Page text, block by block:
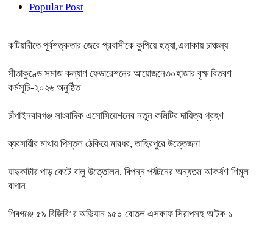
Popular Post
কটিয়াদীতে পূর্বশত্রুতার জেরে প্রবাসীকে কুপিয়ে হত্যা,এলাকায় চাঞ্চল্য
সীতাকুণ্ডে সমাজ কল্যাণ ফেডারেশনের আয়োজনে৩০হাজার বৃক্ষ বিতরণ
কর্মসূচি-২০২৬ অনুষ্ঠিত
চাঁপাইনবাবগঞ্জ সাংবাদিক এসোসিয়েশনের নতুন কমিটির দায়িত্ব গ্রহণ
ব্যবসায়ীর মাথায় পিস্তল ঠেকিয়ে মারধর, তাহিরপুরে উত্তেজনা
যাদুকাটার পাড় কেটে বালু উত্তোলন, বিপন্ন পর্যটনের অন্যতম আকর্ষণ শিমুল
বাগান
শিবগঞ্জে ৫৯ বিজিবি’র অভিযান ১৫০ বোতল এসকাফ সিরাপসহ আটক ১